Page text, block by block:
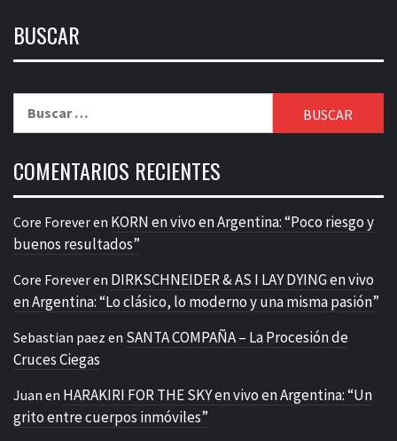
BUSCAR
COMENTARIOS RECIENTES
Core Foreveren KORN en vivo en Argentina: “Poco riesgo y
buenos resultados”
Core Foreveren DIRKSCHNEIDER & AS I LAY DYING en vivo
en Argentina: “Lo clásico, lo moderno y una misma pasión”
Sebastian paez en SANTA COMPAÑA – La Procesión de
Cruces Ciegas
Juan en HARAKIRI FOR THE SKY en vivo en Argentina: “Un
grito entre cuerpos inmóviles”